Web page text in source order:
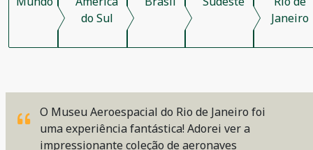
do Sul
Janeiro
O Museu Aeroespacial do Rio de Janeiro foi
uma experiência fantástica! Adorei ver a
impressionante coleção de aeronaves